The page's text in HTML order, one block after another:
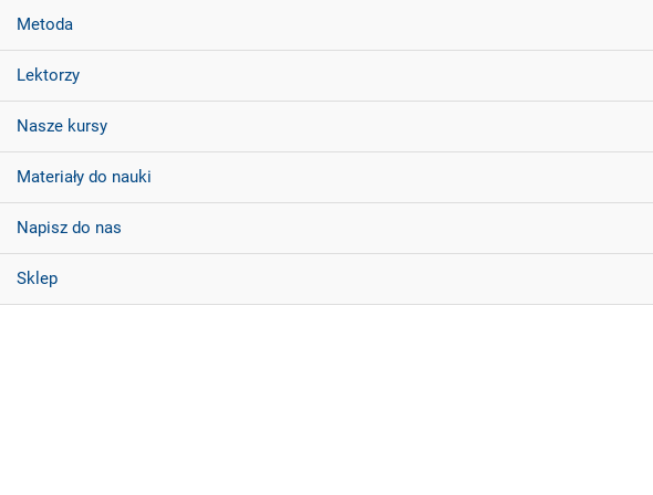
Metoda
Lektorzy
Nasze kursy
Materiały do nauki
Napisz do nas
Sklep